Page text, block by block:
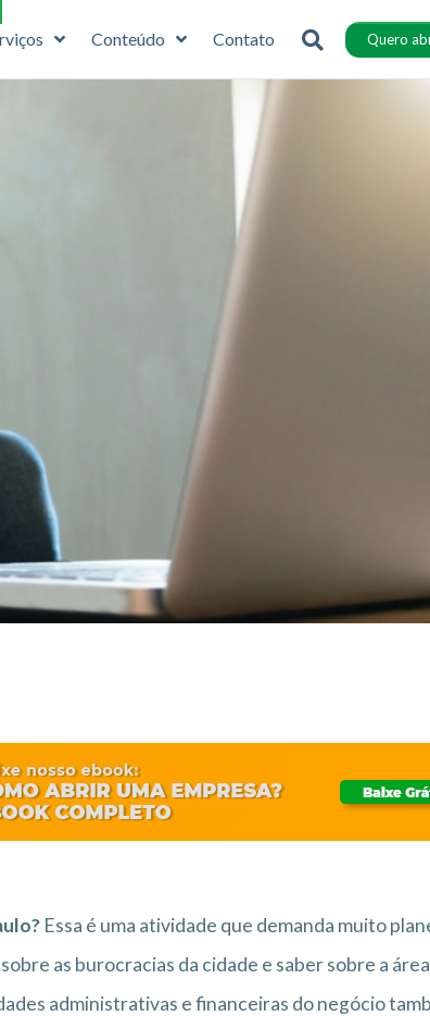
Conteúdo Contato Quero
Essa é uma atividade que demanda muito
as burocracias da cidade e saber sobre a
administrativas e financeiras do negócio